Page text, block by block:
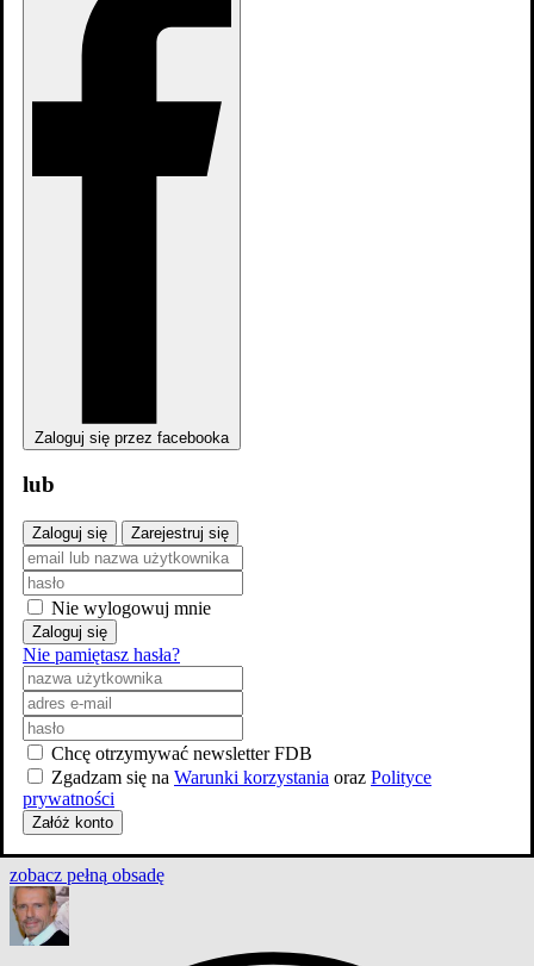
zobacz pełną obsadę
Zaloguj się przez facebooka
lub
Zaloguj się Zarejestruj się
Nie wylogowuj mnie
Zaloguj się
Nie pamiętasz hasła?
Chcę otrzymywać newsletter FDB
Zgadzam się na Warunki korzystania oraz Polityce
prywatności
Załóż konto